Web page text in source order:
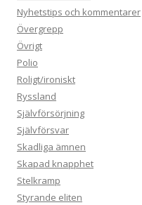
Nyhetstips och kommentarer
Övergrepp
Övrigt
Polio
Roligt/ironiskt
Ryssland
Självförsörjning
Självförsvar
Skadliga ämnen
Skapad knapphet
Stelkramp
Styrande eliten